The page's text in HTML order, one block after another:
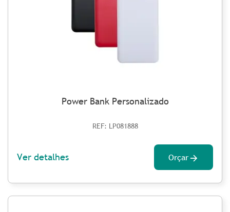
Power Bank Personalizado
REF: LP081888
Ver detalhes Orçar